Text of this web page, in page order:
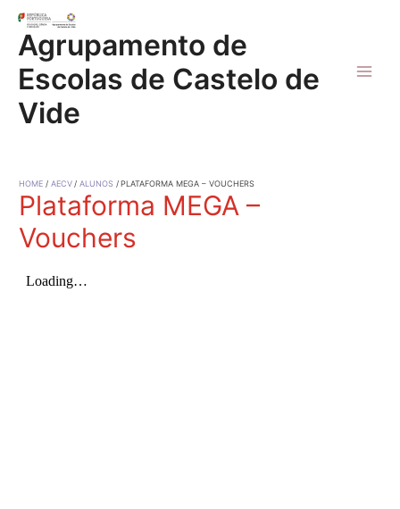
content
Agrupamento de
Escolas de Castelo de
Vide
HOME AECV ALUNOS PLATAFORMA MEGA – VOUCHERS
Plataforma MEGA –
Vouchers